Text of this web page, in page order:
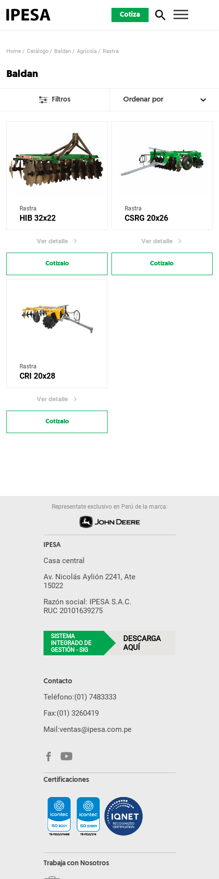
Cotiza
Home Catálogo Baldan Agrícola Rastra
Baldan
Filtros
Rastra
HIB 32x22
Ver detalle
Cotízalo
Rastra
CSRG 20x26
Ver detalle
Cotízalo
Rastra
CRI 20x28
Ver detalle
Cotízalo
Representate exclusivo en Perú de la marca:
IPESA
Casa central
Av. Nicolás Aylión 2241, Ate
15022
Razón social: IPESA S.A.C.
RUC 20101639275
SISTEMA
INTEGRADO DE
GESTIÓN - SIG
DESCARGA
AQUÍ
Contacto
Teléfono:(01) 7483333
Fax:(01) 3260419
Mail:ventas@ipesa.com.pe
Certificaciones
Trabaja con Nosotros